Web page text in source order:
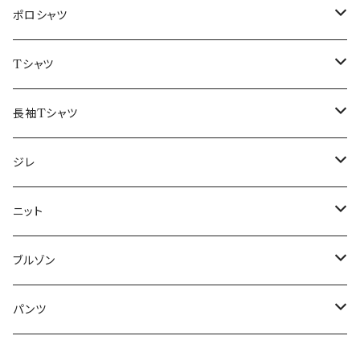
48/L
50/XL～
46/M
48/L
50/XL～
～44/S
46/M
48/L
50/XL～
ポロシャツ
～44/S
46/M
48/L
50/XL～
Tシャツ
～44/S
46/M
48/L
50/XL～
長袖Tシャツ
～44/S
46/M
48/L
50/XL～
ジレ
～44/S
46/M
48/L
ニット
～44/S
46/M
ブルゾン
～44/S
パンツ